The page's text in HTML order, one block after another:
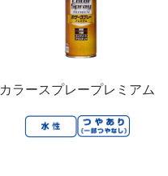
カラースプレープレミアム